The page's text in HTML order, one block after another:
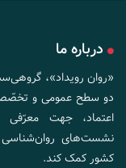
درباره ما
«روان رویداد»،
دو سطح عمومی و
اعتماد، جهت معرّفی
نشست‌های روان‌شناسی
کشور کمک کند.